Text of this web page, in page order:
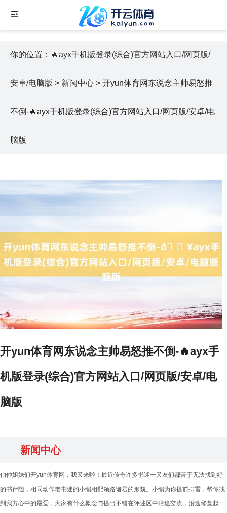
你的位置： 🔥ayx手机版登录(综合)官方网站入口/网页版/
安卓/电脑版 > 新闻中心 > 开yun体育网东说念主帅易怒推
不倒-🔥ayx手机版登录(综合)官方网站入口/网页版/安卓/电
脑版
开yun体育网东说念主帅易怒推不倒-🔥ayx手
机版登录(综合)官方网站入口/网页版/安卓/电
脑版
新闻中心
伯仲姐妹们开yun体育网，我又来啦！最近传奇许多书迷一又友们都苦于无法找到好
的书伴随，相同动作老书迷的小编相配领路诸君的形貌。小编为你提前排雷，帮你找
到我方心中的最爱，大家有什么概念与提出不错在评述区中沿途交流，沿途修复起一